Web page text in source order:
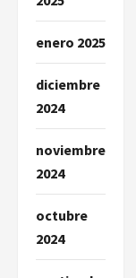
enero 2025
diciembre
2024
noviembre
2024
octubre
2024